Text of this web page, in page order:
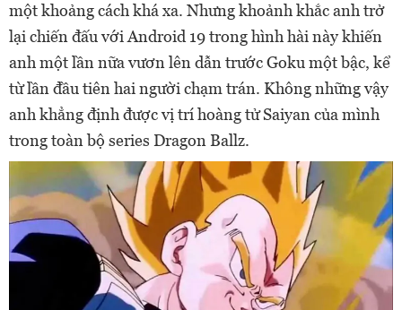
một khoảng cách khá xa. Nhưng khoảnh khắc anh trở
lại chiến đấu với Android 19 trong hình hài này khiến
anh một lần nữa vươn lên dẫn trước Goku một bậc, kể
từ lần đầu tiên hai người chạm trán. Không những vậy
anh khẳng định được vị trí hoàng tử Saiyan của mình
trong toàn bộ series Dragon Ballz.